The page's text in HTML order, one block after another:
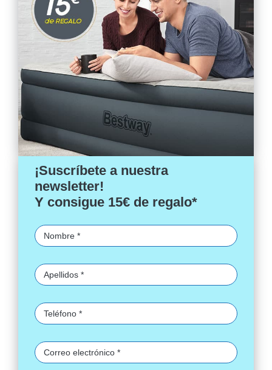
¡Suscríbete a nuestra
newsletter!
Y consigue 15€ de regalo*